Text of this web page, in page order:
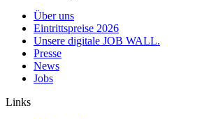
Über uns
Eintrittspreise 2026
Unsere digitale JOB WALL.
Presse
News
Jobs
Links